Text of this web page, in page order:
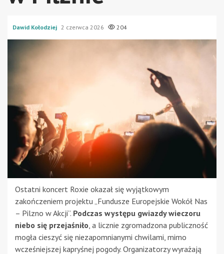
Dawid Kołodziej 2 czerwca 2026 204
Ostatni koncert Roxie okazał się wyjątkowym
zakończeniem projektu „Fundusze Europejskie Wokół Nas
– Pilzno w Akcji”. Podczas występu gwiazdy wieczoru
niebo się przejaśniło, a licznie zgromadzona publiczność
mogła cieszyć się niezapomnianymi chwilami, mimo
wcześniejszej kapryśnej pogody. Organizatorzy wyrażają